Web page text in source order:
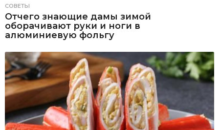
СОВЕТЫ
Отчего знающие дамы зимой
оборачивают руки и ноги в
алюминиевую фольгу